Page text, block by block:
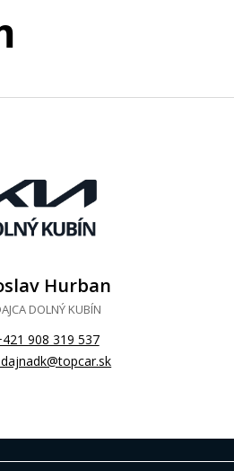
Hurban
DOLNÝ KUBÍN
908 319 537